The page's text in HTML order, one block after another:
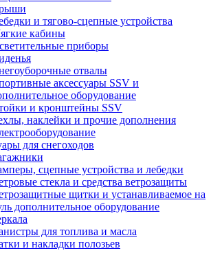
и тягово-сцепные устройства
кабины
приборы
отвалы
аксессуары SSV и
оборудование
и кронштейны SSV
наклейки и прочие дополнения
для снегоходов
сцепные устройства и лебедки
стекла и средства ветрозащиты
щитки и устанавливаемое на
дополнительное оборудование
для топлива и масла
и накладки полозьев